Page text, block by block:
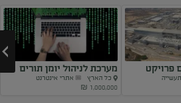
פרויקט
מערכת לניהול יומן תורים
ולקוחות
כל הארץ
אתרי אינטרנט
1,000,000 ₪